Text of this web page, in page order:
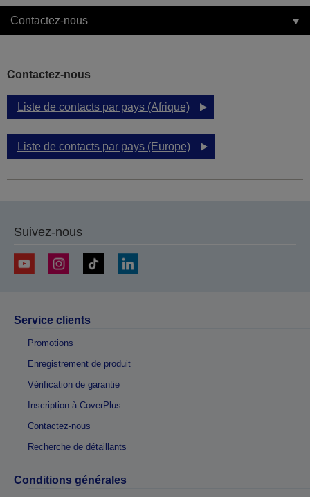
Contactez-nous
Contactez-nous
Liste de contacts par pays (Afrique)
Liste de contacts par pays (Europe)
Suivez-nous
Service clients
Promotions
Enregistrement de produit
Vérification de garantie
Inscription à CoverPlus
Contactez-nous
Recherche de détaillants
Conditions générales